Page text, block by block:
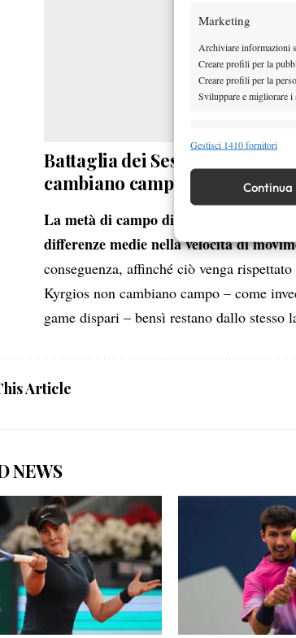
Marketing
Archiviare informazioni
Creare profili per la
Creare profili per la
Sviluppare e migliorare i
Funzionalità
Identificare i dispositivi
Garantire la
Erogare e
scelte sulla
Gestisci 1410 fornitori
Continua
Battaglia dei Sessi 2025,
cambiano campo: la
La metà di campo di Aryna Sabalenka
differenze medie nella velocità di
conseguenza, affinché ciò venga
Kyrgios non cambiano campo – come
game dispari – bensì restano dallo stesso
Article
NEWS